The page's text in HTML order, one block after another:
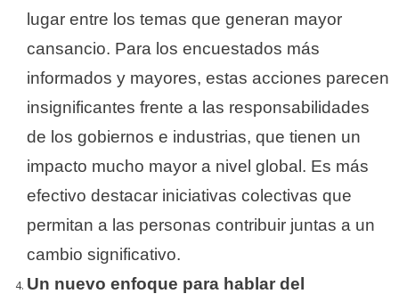
lugar entre los temas que generan mayor
cansancio. Para los encuestados más
informados y mayores, estas acciones parecen
insignificantes frente a las responsabilidades
de los gobiernos e industrias, que tienen un
impacto mucho mayor a nivel global. Es más
efectivo destacar iniciativas colectivas que
permitan a las personas contribuir juntas a un
cambio significativo.
Un nuevo enfoque para hablar del